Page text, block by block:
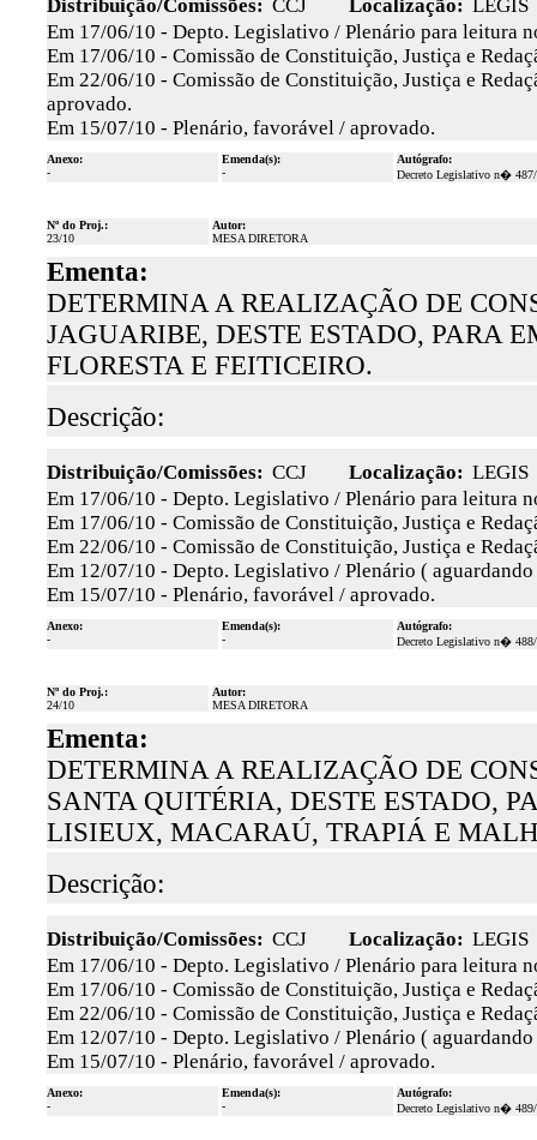
Distribuição/Comissões: CCJ Localização: LEGIS
Em 17/06/10 - Depto. Legislativo / Plenário para leitura
Em 17/06/10 - Comissão de Constituição, Justiça e
Em 22/06/10 - Comissão de Constituição, Justiça e
aprovado.
Em 15/07/10 - Plenário, favorável / aprovado.
Anexo:
-
Emenda(s):
-
Autógrafo:
Decreto Legislativo n�
Nº do Proj.:
23/10
Autor:
MESA DIRETORA
Ementa:
DETERMINA A REALIZAÇÃO DE
JAGUARIBE, DESTE ESTADO, PARA
FLORESTA E FEITICEIRO.
Descrição:
Distribuição/Comissões: CCJ Localização: LEGIS
Em 17/06/10 - Depto. Legislativo / Plenário para leitura
Em 17/06/10 - Comissão de Constituição, Justiça e
Em 22/06/10 - Comissão de Constituição, Justiça e
Em 12/07/10 - Depto. Legislativo / Plenário (
Em 15/07/10 - Plenário, favorável / aprovado.
Anexo:
-
Emenda(s):
-
Autógrafo:
Decreto Legislativo n�
Nº do Proj.:
24/10
Autor:
MESA DIRETORA
Ementa:
DETERMINA A REALIZAÇÃO DE
SANTA QUITÉRIA, DESTE ESTADO,
LISIEUX, MACARAÚ, TRAPIÁ E
Descrição:
Distribuição/Comissões: CCJ Localização: LEGIS
Em 17/06/10 - Depto. Legislativo / Plenário para leitura
Em 17/06/10 - Comissão de Constituição, Justiça e
Em 22/06/10 - Comissão de Constituição, Justiça e
Em 12/07/10 - Depto. Legislativo / Plenário (
Em 15/07/10 - Plenário, favorável / aprovado.
Anexo:
-
Emenda(s):
-
Autógrafo:
Decreto Legislativo n�